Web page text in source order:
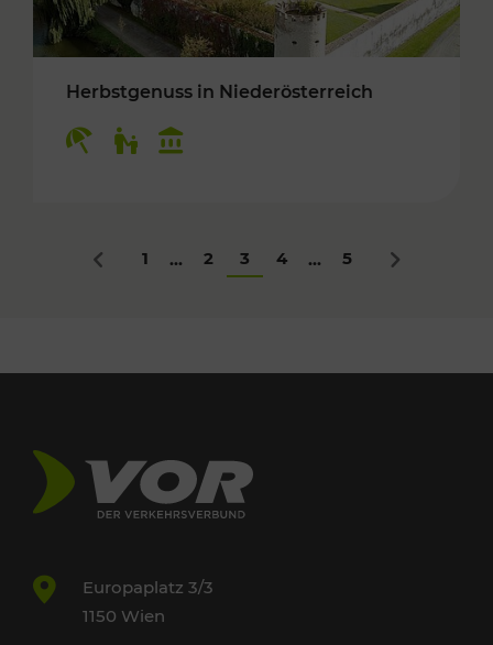
Herbstgenuss in Niederösterreich
Zurück
1 ... 2 3 4 ... 5 Nächstes
Europaplatz 3/3
1150 Wien